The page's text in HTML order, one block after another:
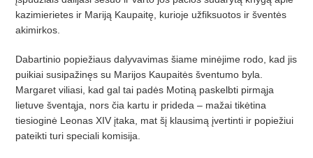
kazimierietes ir Mariją Kaupaitę, kurioje užfiksuotos ir šventės
akimirkos.
Dabartinio popiežiaus dalyvavimas šiame minėjime rodo, kad jis
puikiai susipažinęs su Marijos Kaupaitės šventumo byla.
Margaret viliasi, kad gal tai padės Motiną paskelbti pirmąja
lietuve šventąja, nors čia kartu ir prideda – mažai tikėtina
tiesioginė Leonas XIV įtaka, mat šį klausimą įvertinti ir popiežiui
pateikti turi speciali komisija.